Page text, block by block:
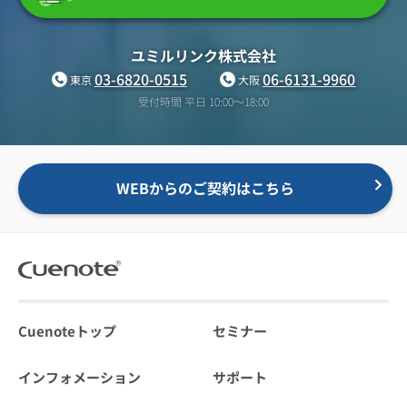
ユミルリンク株式会社
東京03-6820-0515 大阪06-6131-9960
受付時間 平日 10:00〜18:00
WEBからのご契約はこちら
Cuenoteトップ セミナー
インフォメーション サポート